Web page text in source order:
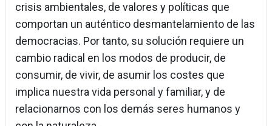
crisis ambientales, de valores y políticas que
comportan un auténtico desmantelamiento de las
democracias. Por tanto, su solución requiere un
cambio radical en los modos de producir, de
consumir, de vivir, de asumir los costes que
implica nuestra vida personal y familiar, y de
relacionarnos con los demás seres humanos y